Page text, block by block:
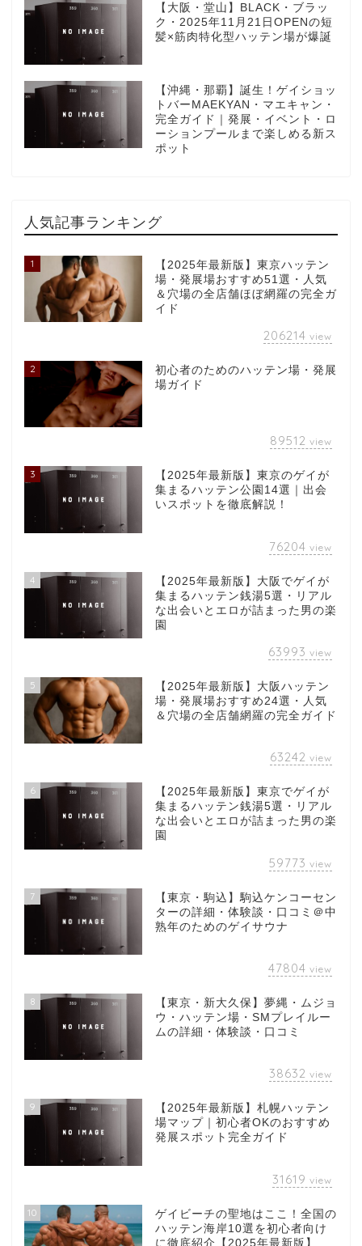
【大阪・堂山】BLACK・ブラッ
ク・2025年11月21日OPENの短
髪×筋肉特化型ハッテン場が爆誕
【沖縄・那覇】誕生！ゲイショッ
トバーMAEKYAN・マエキャン・
完全ガイド｜発展・イベント・ロ
ーションプールまで楽しめる新ス
ポット
人気記事ランキング
1
【2025年最新版】東京ハッテン
場・発展場おすすめ51選・人気
＆穴場の全店舗ほぼ網羅の完全ガ
イド
206214 view
2
初心者のためのハッテン場・発展
場ガイド
89512 view
3
【2025年最新版】東京のゲイが
集まるハッテン公園14選｜出会
いスポットを徹底解説！
76204 view
4
【2025年最新版】大阪でゲイが
集まるハッテン銭湯5選・リアル
な出会いとエロが詰まった男の楽
園
63993 view
5
【2025年最新版】大阪ハッテン
場・発展場おすすめ24選・人気
＆穴場の全店舗網羅の完全ガイド
63242 view
6
【2025年最新版】東京でゲイが
集まるハッテン銭湯5選・リアル
な出会いとエロが詰まった男の楽
園
59773 view
7
【東京・駒込】駒込ケンコーセン
ターの詳細・体験談・口コミ＠中
熟年のためのゲイサウナ
47804 view
8
【東京・新大久保】夢縄・ムジョ
ウ・ハッテン場・SMプレイルー
ムの詳細・体験談・口コミ
38632 view
9
【2025年最新版】札幌ハッテン
場マップ｜初心者OKのおすすめ
発展スポット完全ガイド
31619 view
10
ゲイビーチの聖地はここ！全国の
ハッテン海岸10選を初心者向け
に徹底紹介【2025年最新版】